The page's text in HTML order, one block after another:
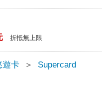
折抵無上限
遊卡 ＞ Supercard